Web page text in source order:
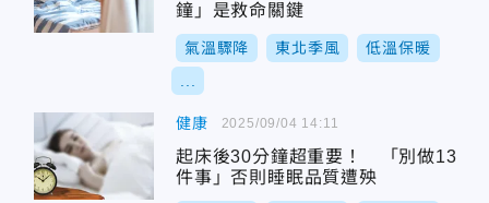
鐘」是救命關鍵
氣溫驟降 東北季風 低溫保暖
健康
起床後30分鐘超重要！ 「別做13
件事」否則睡眠品質遭殃
2025/09/04 14:11